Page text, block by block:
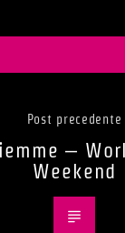
Post precedente
–
Weekend